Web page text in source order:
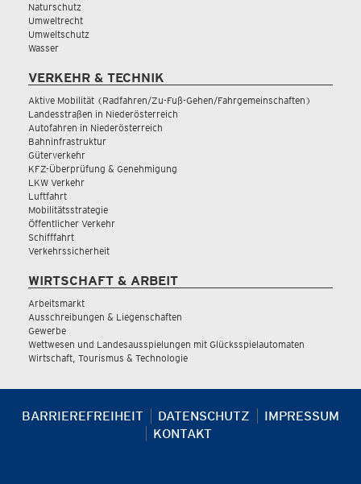
Naturschutz
Umweltrecht
Umweltschutz
Wasser
VERKEHR & TECHNIK
Aktive Mobilität (Radfahren/Zu-Fuß-Gehen/Fahrgemeinschaften)
Landesstraßen in Niederösterreich
Autofahren in Niederösterreich
Bahninfrastruktur
Güterverkehr
KFZ-Überprüfung & Genehmigung
LKW Verkehr
Luftfahrt
Mobilitätsstrategie
Öffentlicher Verkehr
Schifffahrt
Verkehrssicherheit
WIRTSCHAFT & ARBEIT
Arbeitsmarkt
Ausschreibungen & Liegenschaften
Gewerbe
Wettwesen und Landesausspielungen mit Glücksspielautomaten
Wirtschaft, Tourismus & Technologie
BARRIEREFREIHEIT DATENSCHUTZ
IMPRESSUM
KONTAKT